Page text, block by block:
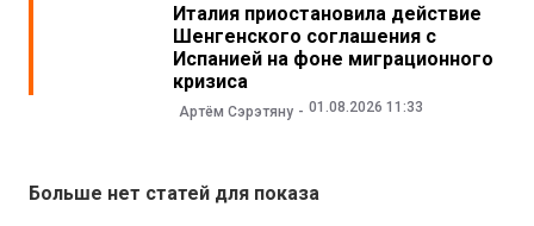
Италия приостановила действие
Шенгенского соглашения с
Испанией на фоне миграционного
кризиса
Артём Сэрэтяну 01.08.2026 11:33
Больше нет статей для показа